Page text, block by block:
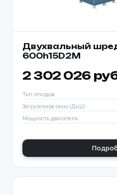
Двухвальный
600h15D2M
2 302 026
Тип отходов
Загрузочное окно (ДхШ)
Мощность двигателя